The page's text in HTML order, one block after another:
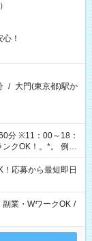
！
/ 大門(東京都)駅か
分 ※11：00～18：
ー/受付/販売/カフェ
品販売/など 様々な
応募から最短即日
副業・WワークOK /